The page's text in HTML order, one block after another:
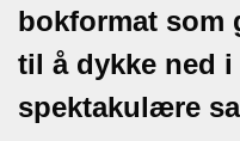
bokformat som
til å dykke ned i
spektakulære